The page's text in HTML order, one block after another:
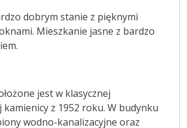
dobrym stanie z pięknymi
Mieszkanie jasne z bardzo
jest w klasycznej
z 1952 roku. W budynku
wodno-kanalizacyjne oraz